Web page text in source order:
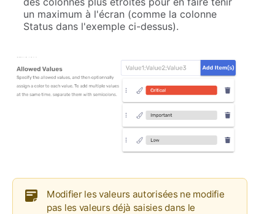
un maximum à l'écran (comme la colonne
Status dans l'exemple ci-dessus).
Modifier les valeurs autorisées ne modifie
pas les valeurs déjà saisies dans le